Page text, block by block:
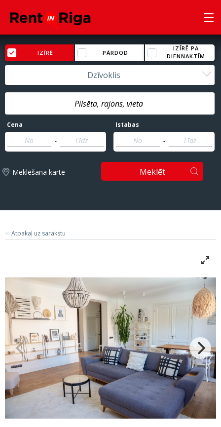
IZĪRĒ PĀRDOD
IZĪRĒ PA
DIENNAKTĪM
Dzīvoklis
Cena
-
Istabas
-
Meklēšana kartē Meklēt
Atpakaļ uz sarakstu